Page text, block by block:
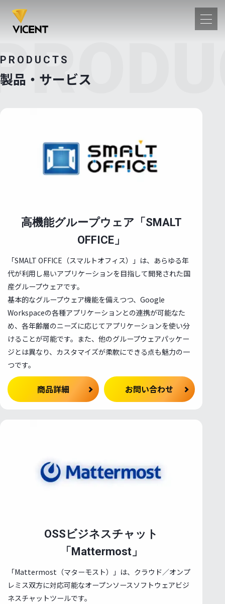
サービス一覧
SMALT OFFICE
沿革
ムインテグレーション
規登録フォーム
のご応募フォーム
報
報
新卒採用
ア採用
介
一覧
お問い合わせ
ニュアル
ブログ
PRODUCTS
製品・サービス
高機能グループウェア「SMALT
OFFICE」
「SMALT OFFICE（スマルトオフィス）」は、あらゆる年
代が利用し易いアプリケーションを目指して開発された国
産グループウェアです。
基本的なグループウェア機能を備えつつ、Google
Workspaceの各種アプリケーションとの連携が可能なた
め、各年齢層のニーズに応じてアプリケーションを使い分
けることが可能です。また、他のグループウェアパッケー
ジとは異なり、カスタマイズが柔軟にできる点も魅力の一
つです。
商品詳細 お問い合わせ
OSSビジネスチャット
「Mattermost」
「Mattermost（マターモスト）」は、クラウド／オンプ
レミス双方に対応可能なオープンソースソフトウェアビジ
ネスチャットツールです。